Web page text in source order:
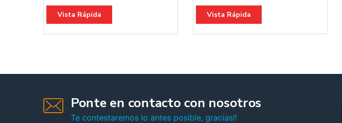
Vista Rápida Vista Rápida
Ponte en contacto con nosotros
Te contestaremos lo antes posible, gracias!!